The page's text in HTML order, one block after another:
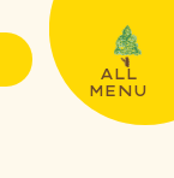
ALL
MENU